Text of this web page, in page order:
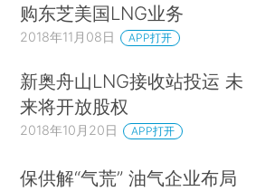
购东芝美国LNG业务
2018年11月08日 APP打开
新奥舟山LNG接收站投运 未
来将开放股权
2018年10月20日 APP打开
保供解“气荒” 油气企业布局